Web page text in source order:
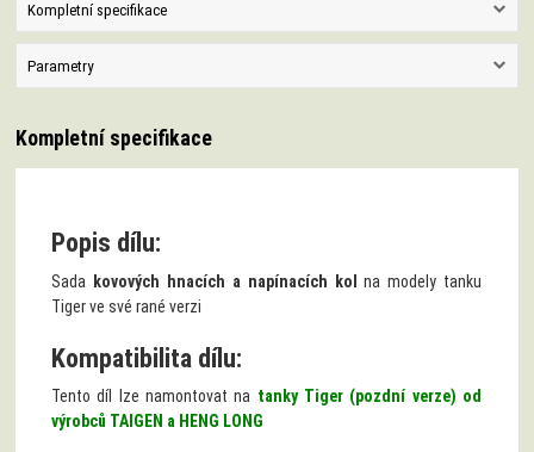
Kompletní specifikace
Parametry
Kompletní specifikace
Popis dílu:
Sada kovových hnacích a napínacích kolna modely tanku
Tiger ve své rané verzi
Kompatibilita dílu:
Tento díl lze namontovat na tanky Tiger (pozdní verze) od
výrobců TAIGEN a HENG LONG